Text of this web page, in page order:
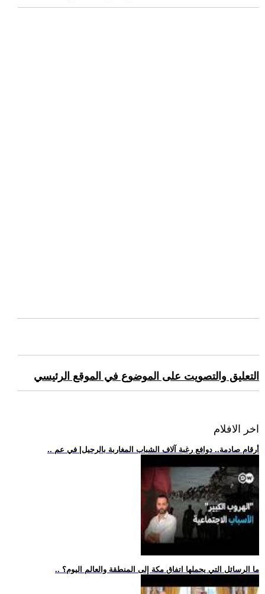
التعليق والتصويت على الموضوع في الموقع الرئيسي
اخر الافلام
.. أرقام صادمة.. دوافع رغبة آلاف الشباب المغاربة بالرحيل| في عم
.. ما الرسائل التي يحملها اتفاق مكة إلى المنطقة والعالم اليوم؟